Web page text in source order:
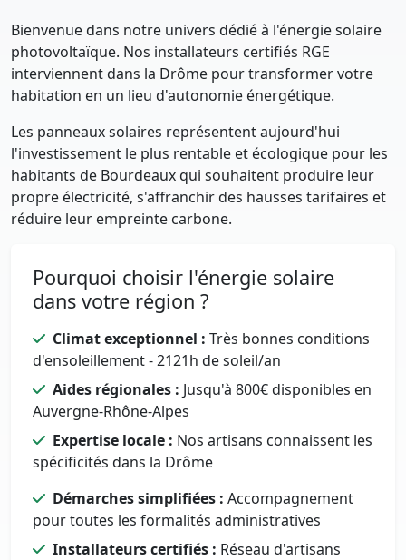
Bienvenue dans notre univers dédié à l'énergie solaire
photovoltaïque. Nos installateurs certifiés RGE
interviennent dans la Drôme pour transformer votre
habitation en un lieu d'autonomie énergétique.
Les panneaux solaires représentent aujourd'hui
l'investissement le plus rentable et écologique pour les
habitants de Bourdeaux qui souhaitent produire leur
propre électricité, s'affranchir des hausses tarifaires et
réduire leur empreinte carbone.
Pourquoi choisir l'énergie solaire
dans votre région ?
Climat exceptionnel : Très bonnes conditions
d'ensoleillement - 2121h de soleil/an
Aides régionales : Jusqu'à 800€ disponibles en
Auvergne-Rhône-Alpes
Expertise locale : Nos artisans connaissent les
spécificités dans la Drôme
Démarches simplifiées : Accompagnement
pour toutes les formalités administratives
Installateurs certifiés : Réseau d'artisans